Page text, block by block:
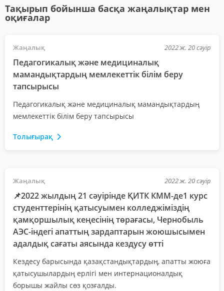
Тақырып бойынша басқа жаңалықтар мен
оқиғалар
Жаңалық 2022 ж. 20 сәуір
Педагогикалық және медициналық
мамандықтардың мемлекеттік білім беру
тапсырысы
Педагогикалық және медициналық мамандықтардың
мемлекеттік білім беру тапсырысы
Толығырақ
Жаңалық 2022 ж. 20 сәуір
📌2022 жылдың 21 сәуірінде ҚИТК КММ-де1 курс
студенттерінің қатысуымен колледжіміздің
қамқоршылық кеңесінің төрағасы, Чернобыль
АЭС-індегі апаттың зардаптарын жоюшысымен
адалдық сағаты аясында кездусу өтті
Кездесу барысында қазақстандықтардың, апатты жоюға
қатысушылардың ерлігі мен интернационалдық
борышы жайлы сөз қозғалды.